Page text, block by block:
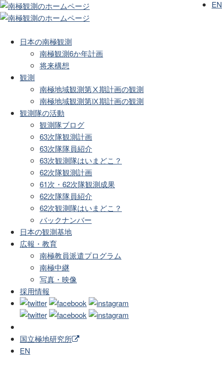
日本の南極観測
南極観測6か年計画
将来構想
観測
南極地域観測第Ⅹ期計画の観測
南極地域観測第Ⅸ期計画の観測
観測隊の活動
観測隊ブログ
63次隊観測計画
63次隊隊員紹介
63次観測隊はいまどこ？
62次隊観測計画
61次・62次隊観測成果
62次隊隊員紹介
62次観測隊はいまどこ？
バックナンバー
日本の観測基地
広報・教育
南極教員派遣プログラム
南極中継
写真・映像
採用情報
国立極地研究所
EN
EN